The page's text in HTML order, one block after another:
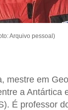
Arquivo pessoal)
mestre em
a Antártica
É professor